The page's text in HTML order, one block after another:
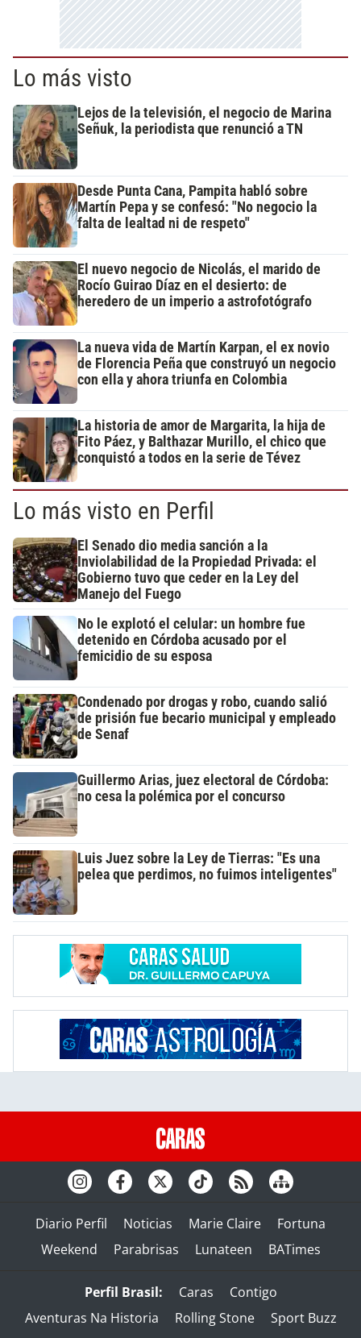
Lo más visto
Lejos de la televisión, el negocio de Marina
Señuk, la periodista que renunció a TN
Desde Punta Cana, Pampita habló sobre
Martín Pepa y se confesó: "No negocio la
falta de lealtad ni de respeto"
El nuevo negocio de Nicolás, el marido de
Rocío Guirao Díaz en el desierto: de
heredero de un imperio a astrofotógrafo
La nueva vida de Martín Karpan, el ex novio
de Florencia Peña que construyó un negocio
con ella y ahora triunfa en Colombia
La historia de amor de Margarita, la hija de
Fito Páez, y Balthazar Murillo, el chico que
conquistó a todos en la serie de Tévez
Lo más visto en Perfil
El Senado dio media sanción a la
Inviolabilidad de la Propiedad Privada: el
Gobierno tuvo que ceder en la Ley del
Manejo del Fuego
No le explotó el celular: un hombre fue
detenido en Córdoba acusado por el
femicidio de su esposa
Condenado por drogas y robo, cuando salió
de prisión fue becario municipal y empleado
de Senaf
Guillermo Arias, juez electoral de Córdoba:
no cesa la polémica por el concurso
Luis Juez sobre la Ley de Tierras: "Es una
pelea que perdimos, no fuimos inteligentes"
Diario Perfil Noticias Marie Claire
Fortuna
Weekend
Parabrisas Lunateen BATimes
Perfil Brasil: Caras
Contigo
Aventuras Na Historia
Rolling Stone
Sport Buzz